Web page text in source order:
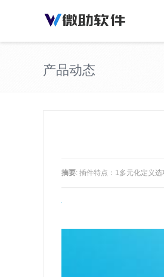
产品动态
摘要: 插件特点：1多元化定义